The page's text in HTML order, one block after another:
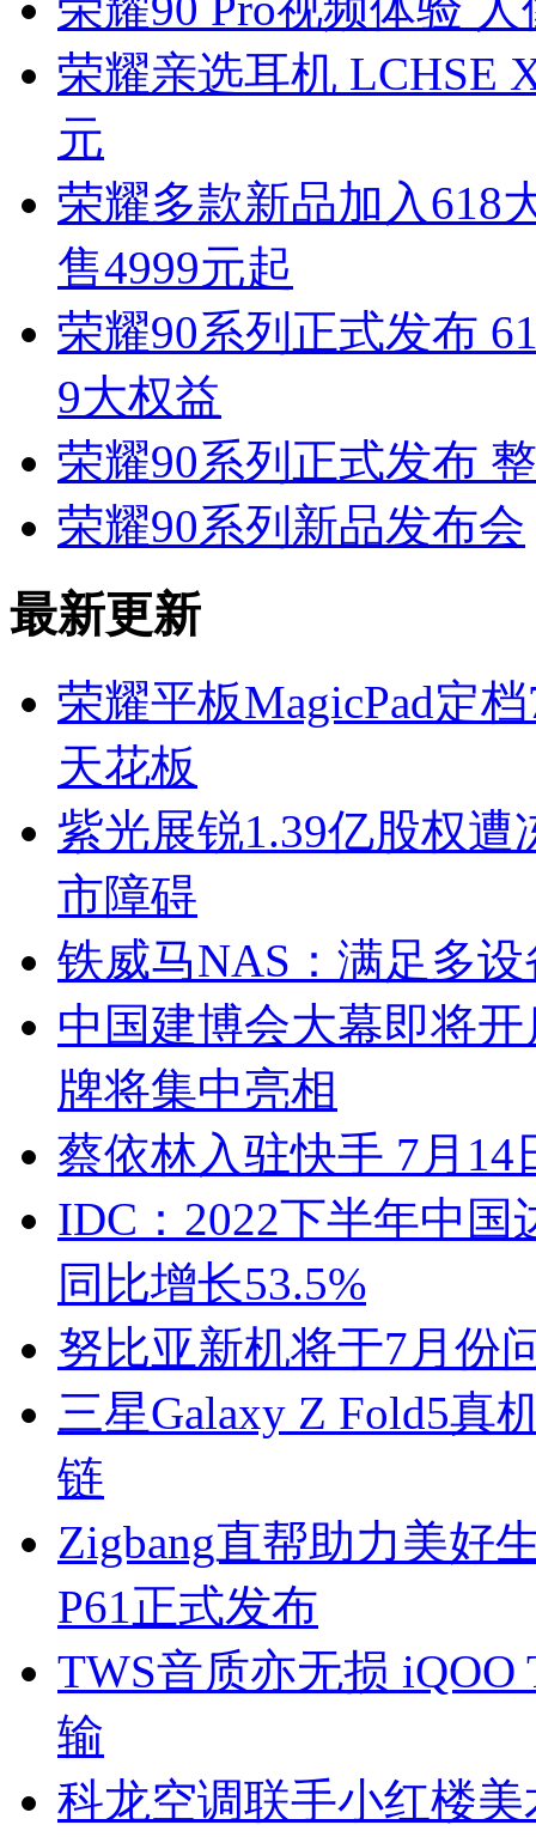
荣耀亲选耳机 LCHSE
元
荣耀多款新品加入618
售4999元起
荣耀90系列正式发布
9大权益
荣耀90系列正式发布
荣耀90系列新品发布会
最新更新
荣耀平板MagicPad定
天花板
紫光展锐1.39亿股权
市障碍
铁威马NAS：满足多
中国建博会大幕即将
牌将集中亮相
蔡依林入驻快手 7月
IDC：2022下半年中
同比增长53.5%
努比亚新机将于7月份
三星Galaxy Z Fold5真
链
Zigbang直帮助力美好
P61正式发布
TWS音质亦无损 iQOO
输
科龙空调联手小红楼